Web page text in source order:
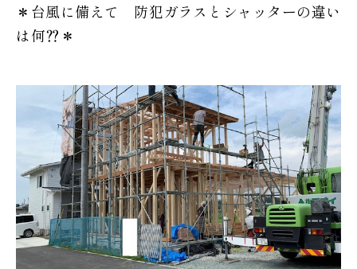
＊台風に備えて 防犯ガラスとシャッターの違い
は何⁇＊